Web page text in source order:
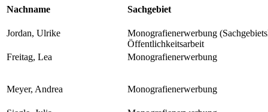
Nachname Sachgebiet
Jordan, Ulrike
Monografienerwerbung
Öffentlichkeitsarbeit
Freitag, Lea
Monografienerwerbung
Meyer, Andrea Monografienerwerbung